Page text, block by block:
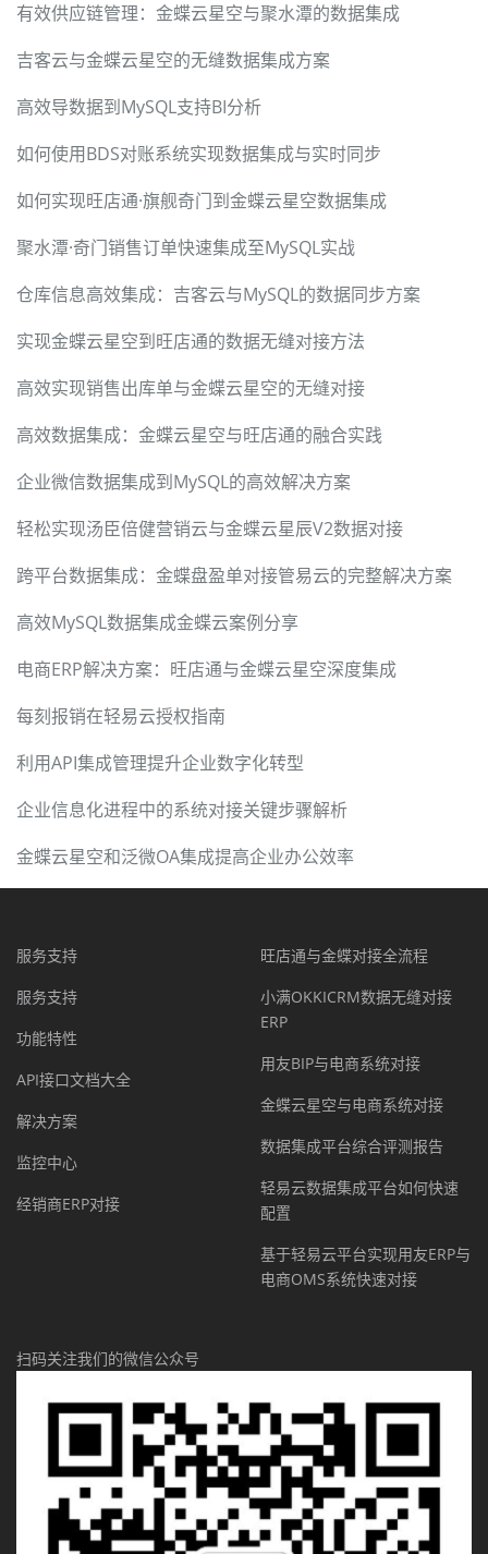
有效供应链管理：金蝶云星空与聚水潭的数据集成
吉客云与金蝶云星空的无缝数据集成方案
高效导数据到MySQL支持BI分析
如何使用BDS对账系统实现数据集成与实时同步
如何实现旺店通·旗舰奇门到金蝶云星空数据集成
聚水潭·奇门销售订单快速集成至MySQL实战
仓库信息高效集成：吉客云与MySQL的数据同步方案
实现金蝶云星空到旺店通的数据无缝对接方法
高效实现销售出库单与金蝶云星空的无缝对接
高效数据集成：金蝶云星空与旺店通的融合实践
企业微信数据集成到MySQL的高效解决方案
轻松实现汤臣倍健营销云与金蝶云星辰V2数据对接
跨平台数据集成：金蝶盘盈单对接管易云的完整解决方案
高效MySQL数据集成金蝶云案例分享
电商ERP解决方案：旺店通与金蝶云星空深度集成
每刻报销在轻易云授权指南
利用API集成管理提升企业数字化转型
企业信息化进程中的系统对接关键步骤解析
金蝶云星空和泛微OA集成提高企业办公效率
服务支持
服务支持
功能特性
API接口文档大全
解决方案
监控中心
经销商ERP对接
旺店通与金蝶对接全流程
小满OKKICRM数据无缝对接
ERP
用友BIP与电商系统对接
金蝶云星空与电商系统对接
数据集成平台综合评测报告
轻易云数据集成平台如何快速
配置
基于轻易云平台实现用友ERP与
电商OMS系统快速对接
扫码关注我们的微信公众号